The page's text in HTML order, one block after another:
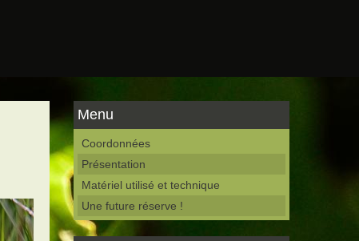
Menu
Coordonnées
Présentation
Matériel utilisé et technique
Une future réserve !